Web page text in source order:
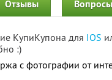
Отзывы
КупиКупона для IOS
:)
с фотографии от